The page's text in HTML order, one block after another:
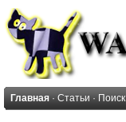
Главная · Статьи · Поиск